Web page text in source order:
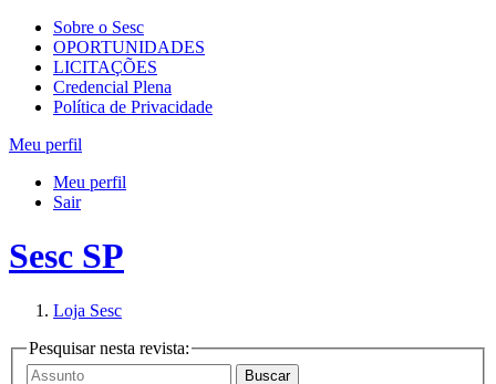
Sobre o Sesc
OPORTUNIDADES
LICITAÇÕES
Credencial Plena
Política de Privacidade
Meu perfil
Meu perfil
Sair
Sesc SP
Loja Sesc
Pesquisar nesta revista: